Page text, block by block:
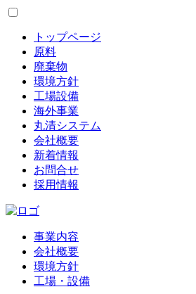
トップページ
原料
廃棄物
環境方針
工場設備
海外事業
丸清システム
会社概要
新着情報
お問合せ
採用情報
事業内容
会社概要
環境方針
工場・設備